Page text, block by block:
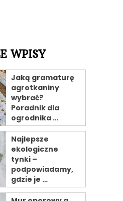
WPISY
Jaką gramaturę
agrotkaniny
wybrać?
Poradnik dla
ogrodnika …
Najlepsze
ekologiczne
tynki –
podpowiadamy,
gdzie je …